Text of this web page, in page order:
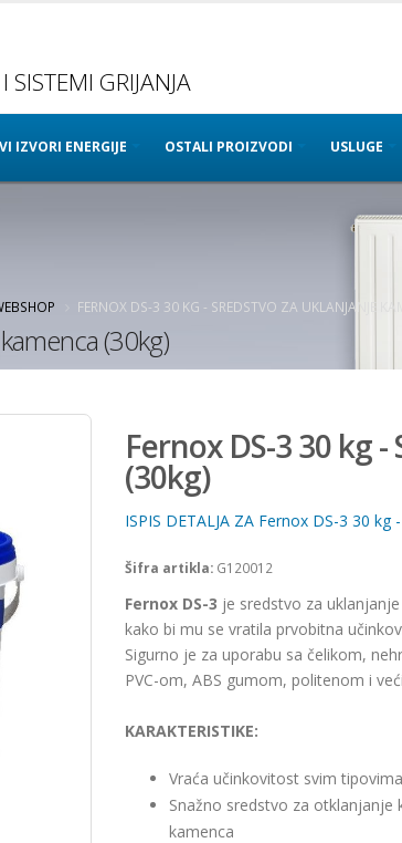
GRIJANJA
IZVORI ENERGIJE OSTALI PROIZVODI USLUGE
FERNOX DS-3 30 KG - SREDSTVO ZA UKLANJANJE
(30kg)
Fernox DS-3 30 kg
(30kg)
ISPIS DETALJA ZA Fernox DS-3 30
Šifra artikla:G120012
Fernox DS-3 je sredstvo za
kako bi mu se vratila prvobitna
Sigurno je za uporabu sa čelikom,
PVC-om, ABS gumom, politenom i
KARAKTERISTIKE:
Vraća učinkovitost svim
Snažno sredstvo za otklanjanje
kamenca